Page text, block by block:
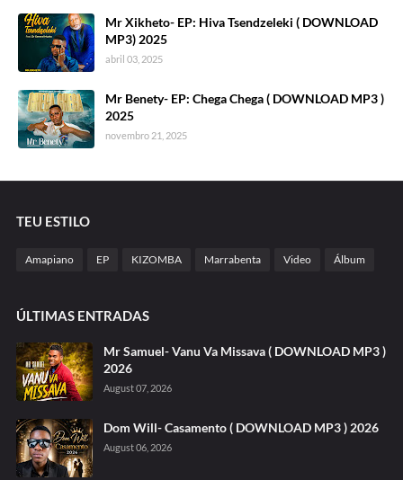
Mr Xikheto- EP: Hiva Tsendzeleki ( DOWNLOAD
MP3) 2025
abril 03, 2025
Mr Benety- EP: Chega Chega ( DOWNLOAD MP3 )
2025
novembro 21, 2025
TEU ESTILO
Amapiano EP KIZOMBA Marrabenta Video Álbum
ÚLTIMAS ENTRADAS
Mr Samuel- Vanu Va Missava ( DOWNLOAD MP3 )
2026
August 07, 2026
Dom Will- Casamento ( DOWNLOAD MP3 ) 2026
August 06, 2026